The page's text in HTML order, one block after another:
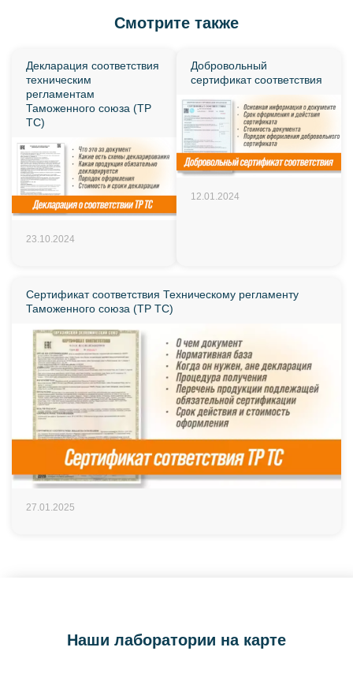
Смотрите также
Декларация соответствия
техническим
регламентам
Таможенного союза (ТР
ТС)
23.10.2024
Добровольный
сертификат соответствия
12.01.2024
Сертификат соответствия Техническому регламенту
Таможенного союза (ТР ТС)
27.01.2025
Наши лаборатории на карте